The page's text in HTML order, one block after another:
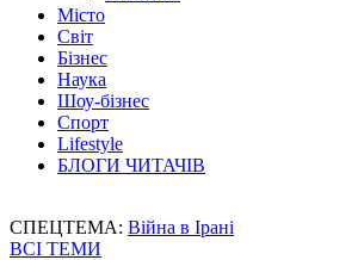
Місто
Світ
Бізнес
Наука
Шоу-бізнес
Спорт
Lifestyle
БЛОГИ ЧИТАЧІВ
СПЕЦТЕМА: Війна в Ірані
ВСІ ТЕМИ